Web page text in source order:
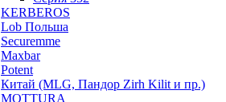
KERBEROS
Lob Польша
Securemme
Maxbar
Potent
Китай (MLG, Пандор Zirh Kilit и пр.)
MOTTURA